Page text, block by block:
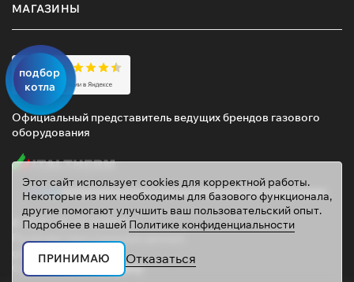
подбор
котла
МАГАЗИНЫ
Официальный представитель ведущих брендов газового
оборудования
© 2026 ТД «ГАЗОВИК»
Политика персональных данных
gazovik55@inbox.ru
Сайт сделали
Mahogany
Этот сайт использует cookies для корректной работы.
Некоторые из них необходимы для базового функционала,
другие помогают улучшить ваш пользовательский опыт.
Подробнее в нашей Политике конфиденциальности
ПРИНИМАЮ Отказаться